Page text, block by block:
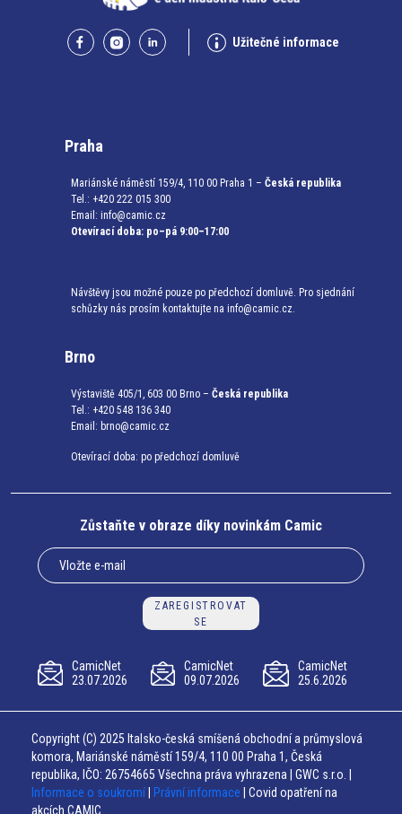
Užitečné informace
Praha
Mariánské náměstí 159/4, 110 00 Praha 1 – Česká republika
Tel.: +420 222 015 300
Email: info@camic.cz
Otevírací doba: po–pá 9:00–17:00
Návštěvy jsou možné pouze po předchozí domluvě. Pro sjednání
schůzky nás prosím kontaktujte na info@camic.cz.
Brno
Výstaviště 405/1, 603 00 Brno – Česká republika
Tel.: +420 548 136 340
Email: brno@camic.cz
Otevírací doba: po předchozí domluvě
Zůstaňte v obraze díky novinkám Camic
ZAREGISTROVAT
SE
CamicNet
23.07.2026
CamicNet
09.07.2026
CamicNet
25.6.2026
Copyright (C) 2025 Italsko-česká smíšená obchodní a průmyslová
komora, Mariánské náměstí 159/4, 110 00 Praha 1, Česká
republika, IČO: 26754665 Všechna práva vyhrazena | GWC s.r.o. |
Informace o soukromí
Právní informace | Covid opatření na
akcích CAMIC